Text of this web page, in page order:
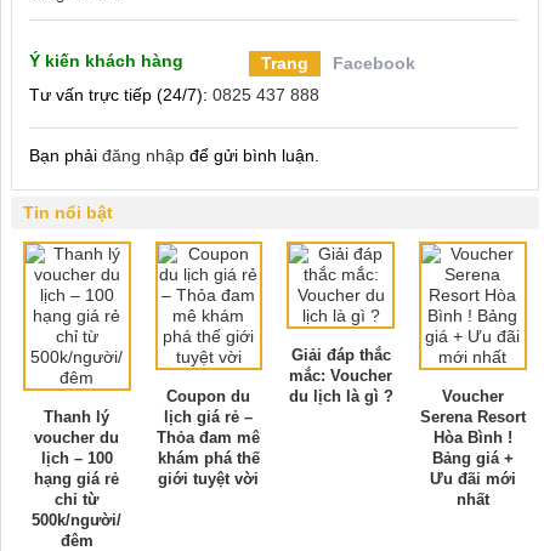
Ý kiến khách hàng Trang
Facebook
Tư vấn trực tiếp (24/7): 0825 437 888
Bạn phải đăng nhập để gửi bình luận.
Tin nổi bật
Thanh lý
voucher du
lịch – 100
hạng giá rẻ
chỉ từ
500k/người/
đêm
Coupon du
lịch giá rẻ –
Thỏa đam mê
khám phá thế
giới tuyệt vời
Giải đáp thắc
mắc: Voucher
du lịch là gì ?
Voucher
Serena Resort
Hòa Bình !
Bảng giá +
Ưu đãi mới
nhất